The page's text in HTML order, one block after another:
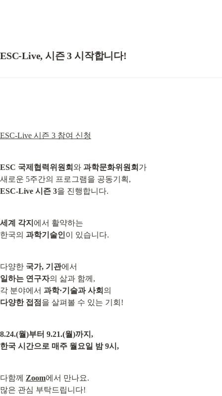
ESC-Live, 시즌 3 시작합니다!
ESC-Live 시즌 3 참여 신청
ESC 국제협력위원회 와 과학문화위원회 가
ESC-Live 시즌 3을 진행합니다.
세계 각지 에서 활약하는
한국의 과학기술인이 있습니다.
다양한 국가, 기관
일하는 연구자의 삶과 함께,
각 분야에서 과학·기술과 사회
다양한 접점 을 살펴볼 수 있는 기회!
8.24.(월)부터 9.21.(월)까지,
한국 시간으로 매주 월요일 밤 9시,
다함께 Zoom에서 만나요.
많은 관심 부탁드립니다!